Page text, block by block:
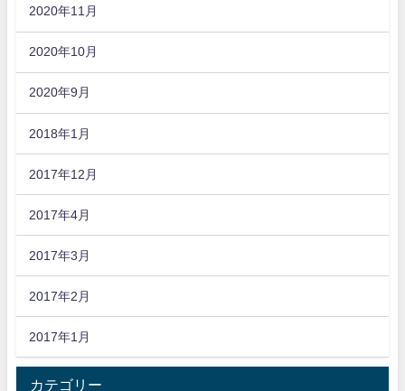
2020年11月
2020年10月
2020年9月
2018年1月
2017年12月
2017年4月
2017年3月
2017年2月
2017年1月
カテゴリー